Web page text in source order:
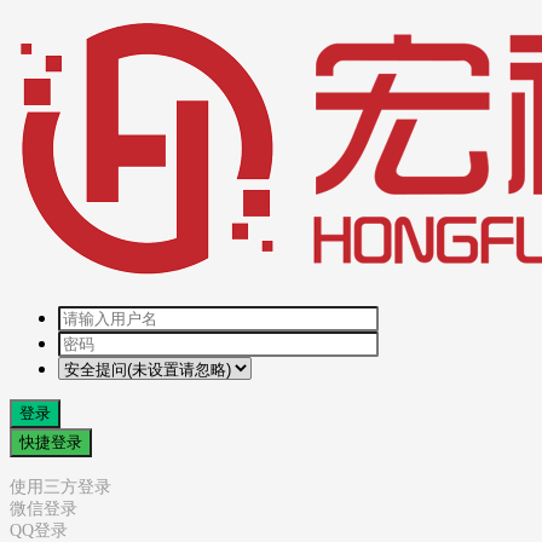
登录
快捷登录
使用三方登录
微信登录
QQ登录